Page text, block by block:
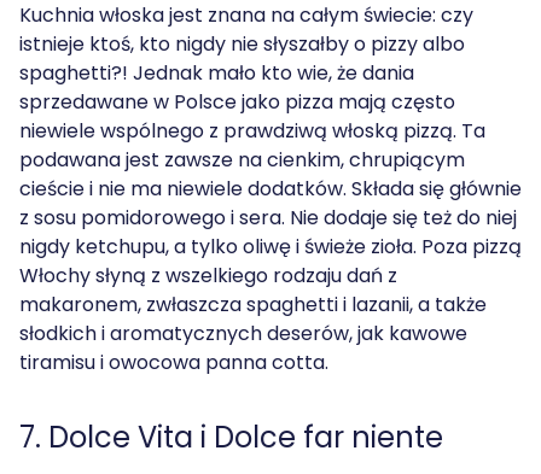
Kuchnia włoska jest znana na całym świecie: czy
istnieje ktoś, kto nigdy nie słyszałby o pizzy albo
spaghetti?! Jednak mało kto wie, że dania
sprzedawane w Polsce jako pizza mają często
niewiele wspólnego z prawdziwą włoską pizzą. Ta
podawana jest zawsze na cienkim, chrupiącym
cieście i nie ma niewiele dodatków. Składa się głównie
z sosu pomidorowego i sera. Nie dodaje się też do niej
nigdy ketchupu, a tylko oliwę i świeże zioła. Poza pizzą
Włochy słyną z wszelkiego rodzaju dań z
makaronem, zwłaszcza spaghetti i lazanii, a także
słodkich i aromatycznych deserów, jak kawowe
tiramisu i owocowa panna cotta.
7. Dolce Vita i Dolce far niente